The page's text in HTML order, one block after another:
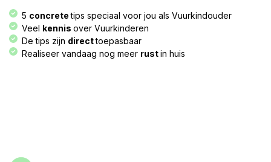
5 concretetips speciaal voor jou als Vuurkindouder​
Veel kennis over Vuurkinderen​​
De tips zijn directtoepasbaar​
Realiseer vandaag nog meer rustin huis​